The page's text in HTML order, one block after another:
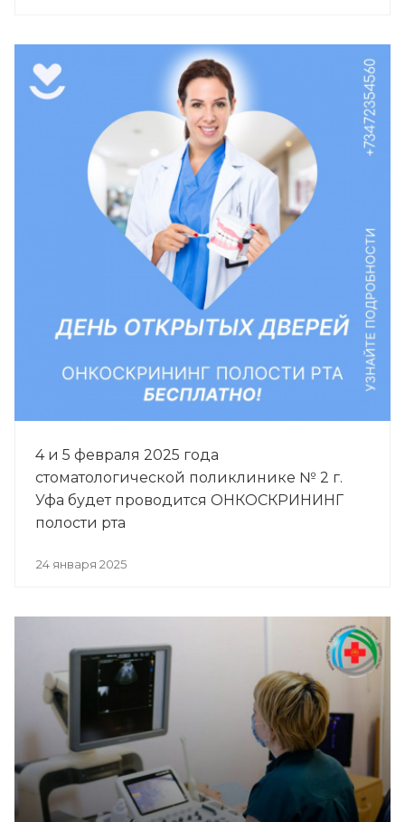
4 и 5 февраля 2025 года
стоматологической поликлинике № 2 г.
Уфа будет проводится ОНКОСКРИНИНГ
полости рта
24 января 2025